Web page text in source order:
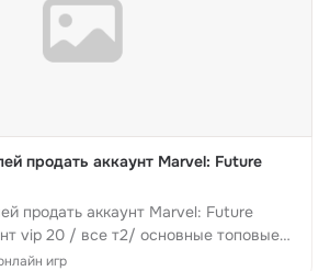
продать аккаунт Marvel: Future
продать аккаунт Marvel: Future
vip 20 / все т2/ основные топовые
продавца -
игр